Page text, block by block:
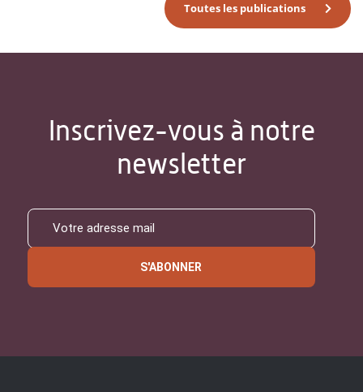
Toutes les publications
Inscrivez-vous à notre
newsletter
S'ABONNER